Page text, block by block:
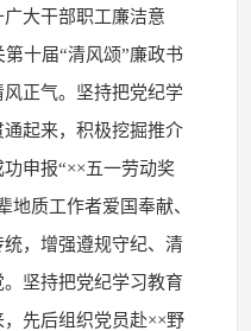
大干部职工廉洁意
十届“清风颂”廉政书
正气。坚持把党纪学
起来，积极挖掘推介
申报“××五一劳动奖
地质工作者爱国奉献、
，增强遵规守纪、清
坚持把党纪学习教育
先后组织党员赴××野